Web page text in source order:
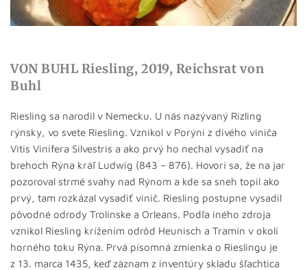
VON BUHL Riesling, 2019, Reichsrat von
Buhl
Riesling sa narodil v Nemecku. U nás nazývaný Rizling
rýnsky, vo svete Riesling. Vznikol v Porýni z divého viniča
Vitis Vinifera Silvestris a ako prvý ho nechal vysadiť na
brehoch Rýna kráľ Ludwig (843 – 876). Hovorí sa, že na jar
pozoroval strmé svahy nad Rýnom a kde sa sneh topil ako
prvý, tam rozkázal vysadiť vinič. Riesling postupne vysadil
pôvodné odrody Trolínske a Orleans. Podľa iného zdroja
vznikol Riesling krížením odrôd Heunisch a Tramín v okolí
horného toku Rýna. Prvá písomná zmienka o Rieslingu je
z 13. marca 1435, keď záznam z inventúry skladu šľachtica